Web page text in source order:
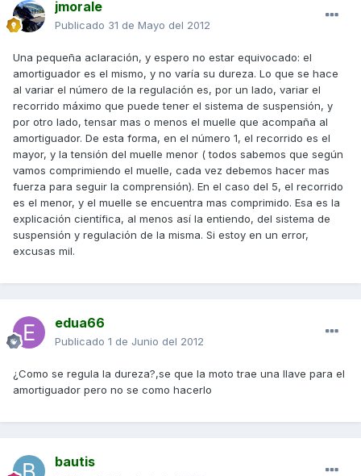
jmorale
Publicado 31 de Mayo del 2012
Una pequeña aclaración, y espero no estar equivocado: el
amortiguador es el mismo, y no varía su dureza. Lo que se hace
al variar el número de la regulación es, por un lado, variar el
recorrido máximo que puede tener el sistema de suspensión, y
por otro lado, tensar mas o menos el muelle que acompaña al
amortiguador. De esta forma, en el número 1, el recorrido es el
mayor, y la tensión del muelle menor ( todos sabemos que según
vamos comprimiendo el muelle, cada vez debemos hacer mas
fuerza para seguir la comprensión). En el caso del 5, el recorrido
es el menor, y el muelle se encuentra mas comprimido. Esa es la
explicación científica, al menos así la entiendo, del sistema de
suspensión y regulación de la misma. Si estoy en un error,
excusas mil.
edua66
Publicado 1 de Junio del 2012
¿Como se regula la dureza?,se que la moto trae una llave para el
amortiguador pero no se como hacerlo
bautis